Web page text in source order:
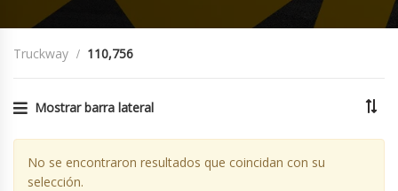
Truckway 110,756
Mostrar barra lateral
No se encontraron resultados que coincidan con su
selección.